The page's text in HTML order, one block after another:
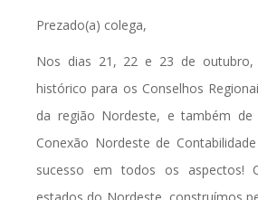
Prezado(a) colega,
Nos dias 21, 22 e 23 de outubro,
histórico para os Conselhos
da região Nordeste, e também
Conexão Nordeste de
sucesso em todos os aspectos!